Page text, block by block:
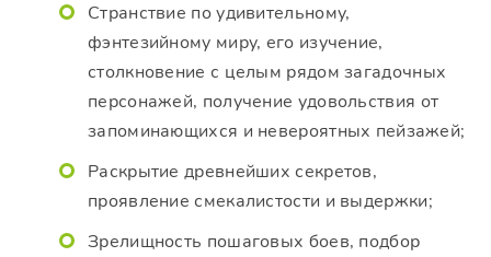
Странствие по удивительному,
фэнтезийному миру, его изучение,
столкновение с целым рядом загадочных
персонажей, получение удовольствия от
запоминающихся и невероятных пейзажей;
Раскрытие древнейших секретов,
проявление смекалистости и выдержки;
Зрелищность пошаговых боев, подбор